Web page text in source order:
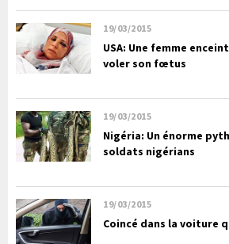
19/03/2015
USA: Une femme
voler son fœtus
19/03/2015
Nigéria: Un énorme
soldats nigérians
19/03/2015
Coincé dans la voiture